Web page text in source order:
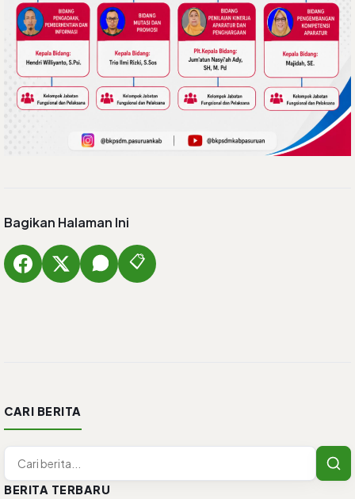
CARI BERITA
BERITA TERBARU
Bagikan Halaman Ini
📋